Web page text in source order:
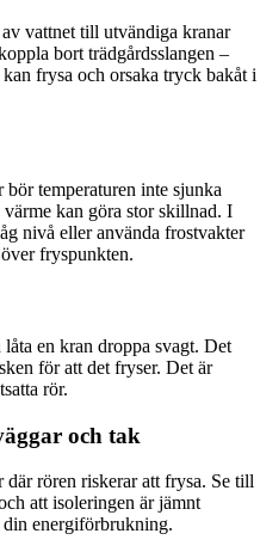
vattnet till utvändiga kranar
bort trädgårdsslangen –
frysa och orsaka tryck bakåt i
temperaturen inte sjunka
kan göra stor skillnad. I
nivå eller använda frostvakter
fryspunkten.
en kran droppa svagt. Det
för att det fryser. Det är
rör.
och tak
rören riskerar att frysa. Se till
att isoleringen är jämnt
energiförbrukning.